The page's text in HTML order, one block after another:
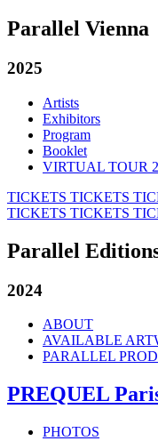
Parallel Vienna
2025
Artists
Exhibitors
Program
Booklet
VIRTUAL TOUR
TICKETS TICKETS
TICKETS TICKETS
Parallel
2024
ABOUT
AVAILABLE
PARALLEL
PREQUEL
PHOTOS